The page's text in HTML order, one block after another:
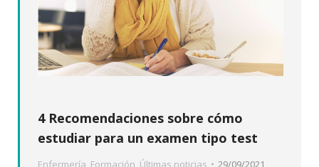
4 Recomendaciones sobre cómo
estudiar para un examen tipo test
Enfermería, Formación, Últimas noticias
29/09/2021